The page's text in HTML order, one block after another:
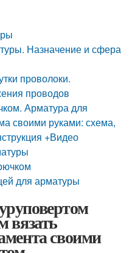
Назначение и сфера
проволоки.
проводов
Арматура для
своими руками: схема,
+Видео
для арматуры
вязать
своими